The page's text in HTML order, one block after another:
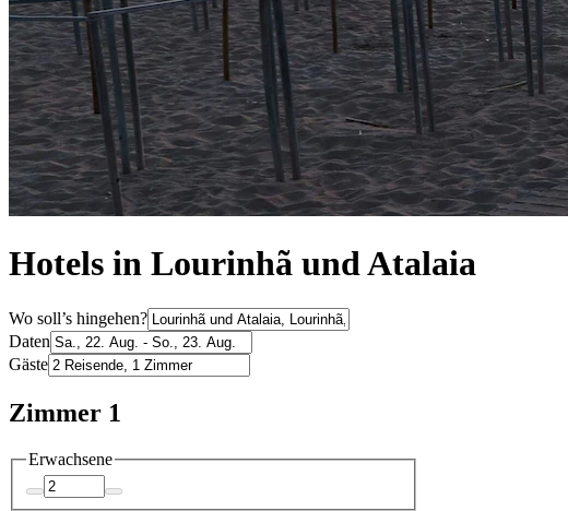
Hotels in Lourinhã und Atalaia
Wo soll’s hingehen?
Daten
Gäste
Zimmer 1
Erwachsene